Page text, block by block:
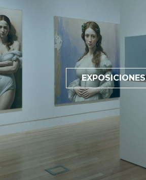
EXPOSICIONES